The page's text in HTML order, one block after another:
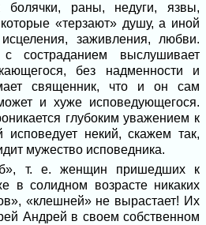
болячки, раны, недуги, язвы,
«терзают» душу, а иной
заживления, любви.
выслушивает
без надменности и
священник, что и он сам
и хуже исповедующегося.
глубоким уважением к
исповедует некий, скажем так,
мужество исповедника.
т. е. женщин пришедших к
в солидном возрасте никаких
«клешней» не вырастает! Их
Андрей в своем собственном